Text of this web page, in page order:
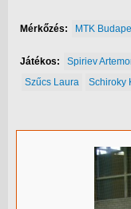
Mérkőzés: MTK
Játékos: Spiriev
Szűcs Laura
Schiroky